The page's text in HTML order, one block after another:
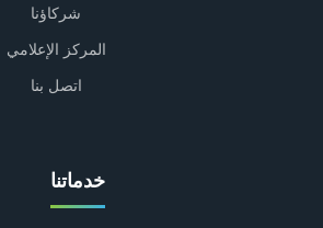
شركاؤنا
المركز الإعلامي
اتصل بنا
خدماتنا